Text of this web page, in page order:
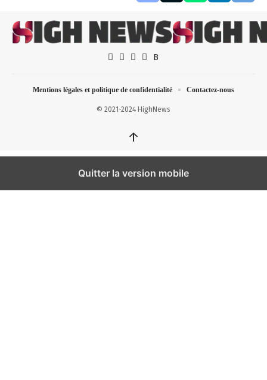
© 2021-2024 HighNews
Mentions légales et politique de confidentialité Contactez-nous
↑
Quitter la version mobile